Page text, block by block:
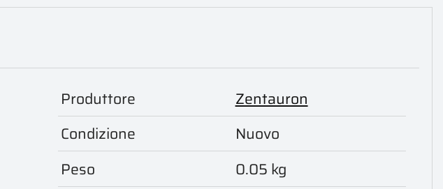
Produttore
Zentauron
Condizione
Nuovo
Peso
0.05 kg